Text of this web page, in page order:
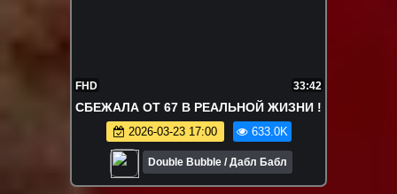
FHD 33:42
СБЕЖАЛА ОТ 67 В РЕАЛЬНОЙ ЖИЗНИ !
2026-03-23 17:00 633.0K
Double Bubble / Дабл Бабл